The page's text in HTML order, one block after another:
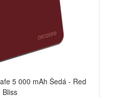
5 000 mAh Šedá - Red
Bliss